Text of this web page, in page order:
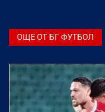
ОЩЕ ОТ БГ ФУТБОЛ